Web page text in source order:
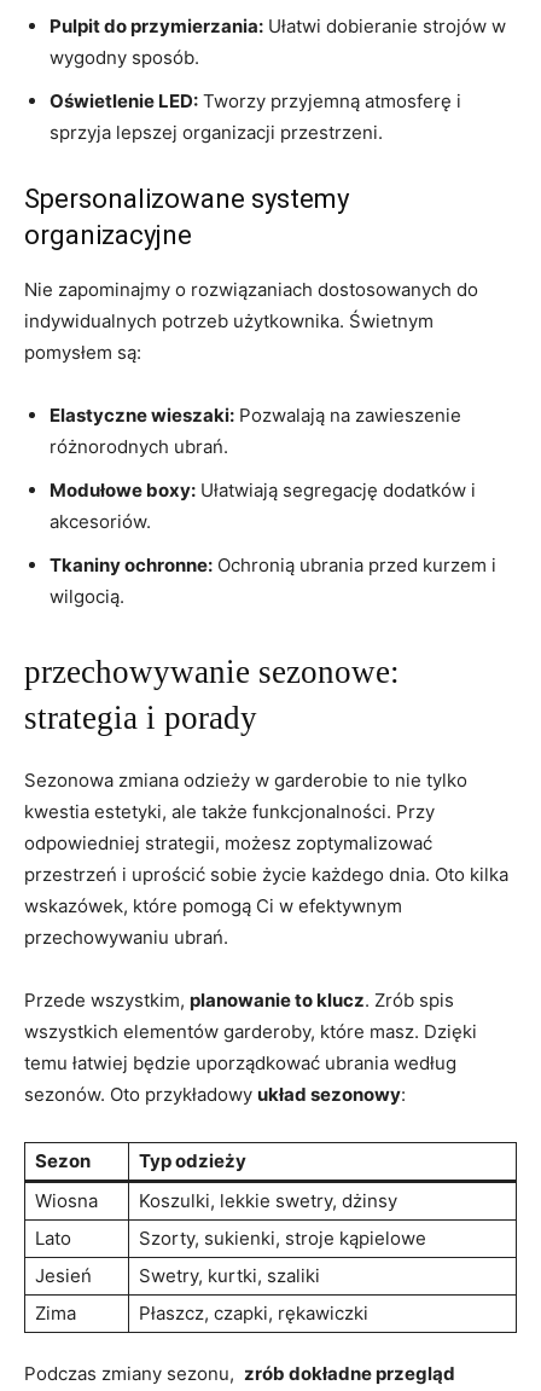
Pulpit do przymierzania: Ułatwi dobieranie strojów w
wygodny sposób.
Oświetlenie LED: Tworzy przyjemną atmosferę⁤ i
sprzyja lepszej⁤ organizacji przestrzeni.
Spersonalizowane systemy
organizacyjne
Nie zapominajmy o rozwiązaniach dostosowanych‌ do‍
indywidualnych potrzeb⁣ użytkownika.‌ Świetnym
pomysłem są:
Elastyczne wieszaki: ⁣Pozwalają na zawieszenie
różnorodnych ubrań.
Modułowe boxy: Ułatwiają segregację dodatków i
akcesoriów.
Tkaniny ochronne: Ochronią ubrania⁤ przed kurzem i
wilgocią.
przechowywanie sezonowe:
⁤strategia ​i ⁣porady
Sezonowa zmiana odzieży w garderobie​ to nie tylko ​
kwestia estetyki, ale także⁢ funkcjonalności. Przy
odpowiedniej strategii, możesz zoptymalizować⁤
przestrzeń i uprościć ​sobie życie każdego dnia. Oto kilka‍
wskazówek, które pomogą Ci w​ efektywnym
przechowywaniu ubrań.
Przede wszystkim, planowanie to klucz. Zrób spis
wszystkich elementów garderoby, które masz. Dzięki
temu łatwiej będzie ‍uporządkować ubrania‍ według
sezonów. Oto przykładowy układ sezonowy:
Sezon
Typ odzieży
Wiosna
Koszulki, lekkie swetry, dżinsy
Lato
Szorty, sukienki, stroje ​kąpielowe
Jesień
Swetry, kurtki, szaliki
Zima
Płaszcz, czapki, rękawiczki
Podczas zmiany sezonu, ​ zrób dokładne przegląd